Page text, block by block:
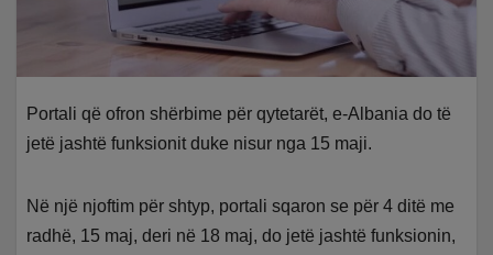
Portali që ofron shërbime për qytetarët, e-Albania do të
jetë jashtë funksionit duke nisur nga 15 maji.
Në një njoftim për shtyp, portali sqaron se për 4 ditë me
radhë, 15 maj, deri në 18 maj, do jetë jashtë funksionin,